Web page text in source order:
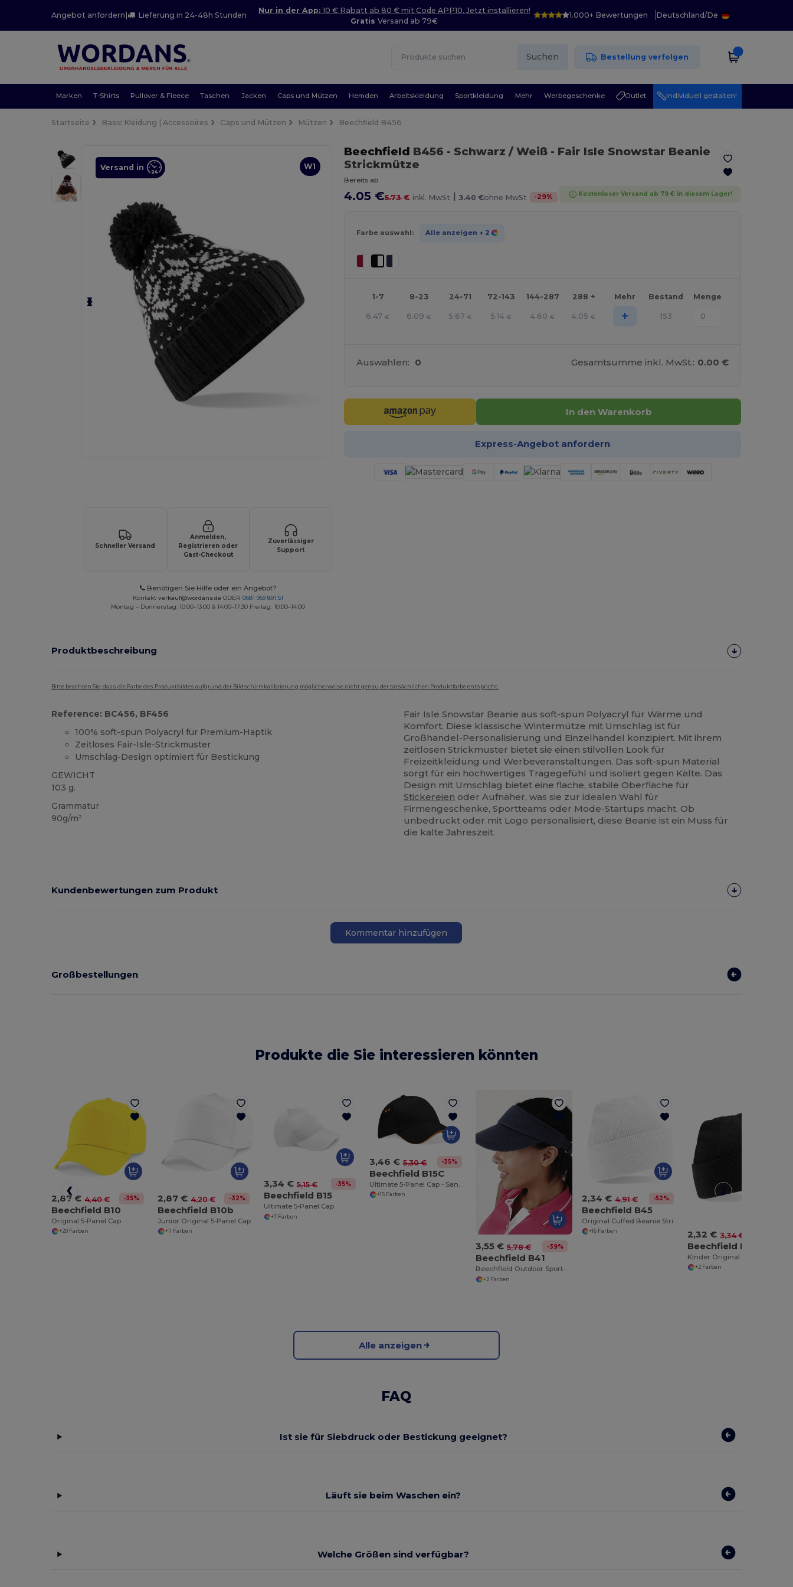
Angebot anfordern | Lieferung in 24-48h Stunden
Nur in der App: 10 € Rabatt ab 80 € mit Code APP10. Jetzt installieren!
GratisVersand ab 79€
1.000+ Bewertungen Deutschland/De
Suchen Bestellung verfolgen
Marken T-Shirts Pullover & Fleece Taschen Jacken Caps und Mützen Hemden Arbeitskleidung Sportkleidung Mehr Werbegeschenke Outlet Individuell gestalten!
Startseite Basic Kleidung | Accessoires Caps und Mützen Mützen Beechfield B456
W1
Versand in
Schneller Versand
Anmelden,
Registrieren oder
Gast-Checkout
Zuverlässiger
Support
Benötigen Sie Hilfe oder ein Angebot?
Kontaktverkauf@wordans.de ODER0681 969 891 51
Montag – Donnerstag: 10:00–13:00 & 14:00–17:30 Freitag: 10:00–14:00
Beechfield B456 - Schwarz / Weiß- Fair Isle Snowstar Beanie
Strickmütze
Bereits ab
4.05 €5.73 € inkl. MwSt | 3.40 €ohne MwSt -29% Kostenloser Versand ab 79 € in diesem Lager!
Farbe auswahl: Alle anzeigen + 2
1-7 8-23 24-71 72-143 144-287 288 + Mehr Bestand Menge
6.47 € 6.09 € 5.67 € 5.14 € 4.60 € 4.05 € + 153
Auswahlen: 0 Gesamtsumme inkl. MwSt.: 0.00 €
In den Warenkorb
Express-Angebot anfordern
Produktbeschreibung
Bitte beachten Sie, dass die Farbe des Produktbildes aufgrund der Bildschirmkalibrierung möglicherweise nicht genau der tatsächlichen Produktfarbe entspricht.
Reference: BC456, BF456
100% soft-spun Polyacryl für Premium-Haptik
Zeitloses Fair-Isle-Strickmuster
Umschlag-Design optimiert für Bestickung
GEWICHT
103 g.
Grammatur
90g/m²
Fair Isle Snowstar Beanie aus soft-spun Polyacryl für Wärme und
Komfort. Diese klassische Wintermütze mit Umschlag ist für
Großhandel-Personalisierung und Einzelhandel konzipiert. Mit ihrem
zeitlosen Strickmuster bietet sie einen stilvollen Look für
Freizeitkleidung und Werbeveranstaltungen. Das soft-spun Material
sorgt für ein hochwertiges Tragegefühl und isoliert gegen Kälte. Das
Design mit Umschlag bietet eine flache, stabile Oberfläche für
Stickereien oder Aufnäher, was sie zur idealen Wahl für
Firmengeschenke, Sportteams oder Mode-Startups macht. Ob
unbedruckt oder mit Logo personalisiert, diese Beanie ist ein Muss für
die kalte Jahreszeit.
Kundenbewertungen zum Produkt
Kommentar hinzufügen
Großbestellungen
Produkte die Sie interessieren könnten
2,87 € 4,40 € -35%
Beechfield B10
Original 5-Panel Cap
+20 Farben
2,87 € 4,20 € -32%
Beechfield B10b
Junior Original 5-Panel Cap
+11 Farben
3,34 € 5,15 € -35%
Beechfield B15
Ultimate 5-Panel Cap
+7 Farben
3,46 € 5,30 € -35%
Beechfield B15C
+15 Farben
3,55 € 5,78 € -39%
Beechfield B41
Beechfield Outdoor Sport-Visier für Aktive
+2 Farben
2,34 € 4,91 € -52%
Beechfield B45
+16 Farben 2,32 € 3,34 €
Beechfield B45b
+2 Farben
Alle anzeigen
FAQ
Ist sie für Siebdruck oder Bestickung geeignet?
Läuft sie beim Waschen ein?
Welche Größen sind verfügbar?